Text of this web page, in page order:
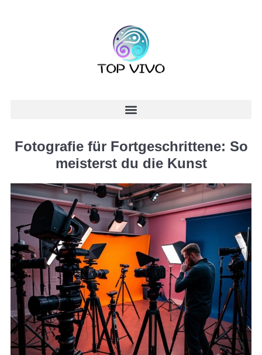
Fotografie für Fortgeschrittene: So
meisterst du die Kunst